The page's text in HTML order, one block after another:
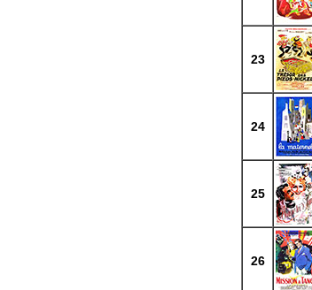
23
24
25
26